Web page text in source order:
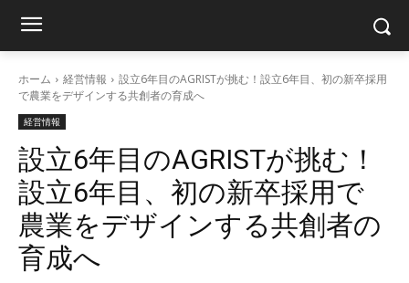
ホーム 経営情報
設立6年目のAGRISTが挑む！設立6年目、初の新卒採用
で農業をデザインする共創者の育成へ
経営情報
設立6年目のAGRISTが挑む！
設立6年目、初の新卒採用で
農業をデザインする共創者の
育成へ